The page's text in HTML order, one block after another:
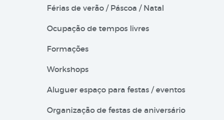
Férias de verão / Páscoa / Natal
Ocupação de tempos livres
Formações
Workshops
Aluguer espaço para festas / eventos
Organização de festas de aniversário